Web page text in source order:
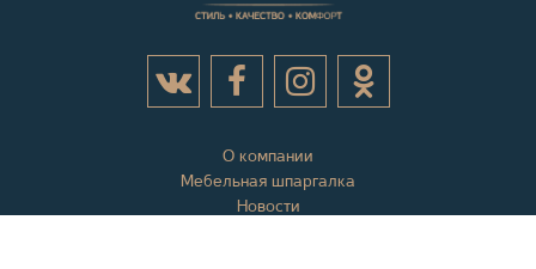
О компании
Мебельная шпаргалка
Новости